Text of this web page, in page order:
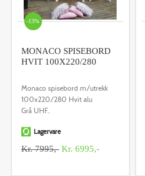
-13%
MONACO SPISEBORD
HVIT 100X220/280
Monaco spisebord m/utrekk
100x220/280 Hvit alu
Grå UHF..
Lagervare
Kr. 7995,-Kr. 6995,-